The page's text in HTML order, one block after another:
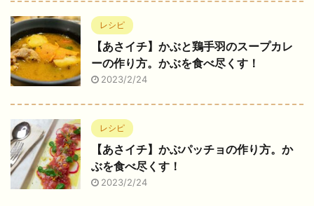
レシピ
【あさイチ】かぶと鶏手羽のスープカレ
ーの作り方。かぶを食べ尽くす！
2023/2/24
レシピ
【あさイチ】かぶパッチョの作り方。か
ぶを食べ尽くす！
2023/2/24